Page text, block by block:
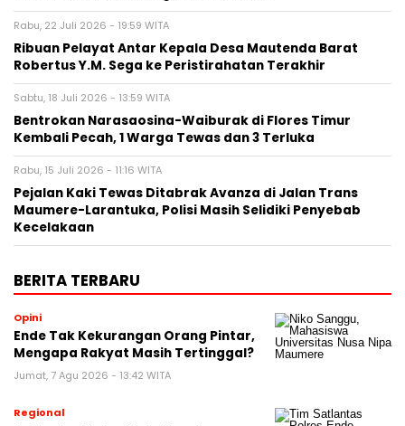
Rabu, 22 Juli 2026 - 19:59 WITA
Ribuan Pelayat Antar Kepala Desa Mautenda Barat
Robertus Y.M. Sega ke Peristirahatan Terakhir
Sabtu, 18 Juli 2026 - 13:59 WITA
Bentrokan Narasaosina-Waiburak di Flores Timur
Kembali Pecah, 1 Warga Tewas dan 3 Terluka
Rabu, 15 Juli 2026 - 11:16 WITA
Pejalan Kaki Tewas Ditabrak Avanza di Jalan Trans
Maumere-Larantuka, Polisi Masih Selidiki Penyebab
Kecelakaan
BERITA TERBARU
Opini
Ende Tak Kekurangan Orang Pintar,
Mengapa Rakyat Masih Tertinggal?
Jumat, 7 Agu 2026 - 13:42 WITA
Regional